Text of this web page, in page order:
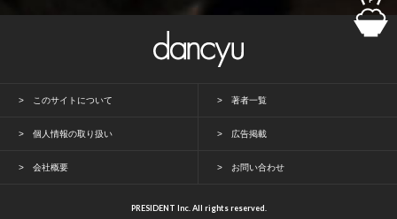
このサイトについて 著者一覧
個人情報の取り扱い 広告掲載
会社概要 お問い合わせ
PRESIDENT Inc. All rights reserved.